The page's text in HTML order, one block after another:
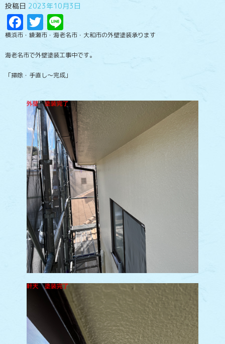
投稿日 2023年10月3日
Facebook
Twitter
横浜市・綾瀬市・海老名市・大和市の外壁塗装承ります
海老名市で外壁塗装工事中です。
「掃除・手直し～完成」